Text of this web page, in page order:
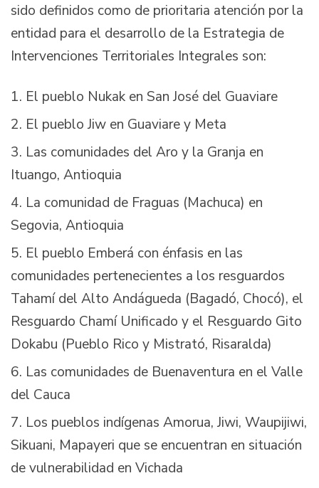
sido definidos como de prioritaria atención por la
entidad para el desarrollo de la Estrategia de
Intervenciones Territoriales Integrales son:
El pueblo Nukak en San José del Guaviare
El pueblo Jiw en Guaviare y Meta
Las comunidades del Aro y la Granja en
Ituango, Antioquia
La comunidad de Fraguas (Machuca) en
Segovia, Antioquia
El pueblo Emberá con énfasis en las
comunidades pertenecientes a los resguardos
Tahamí del Alto Andágueda (Bagadó, Chocó), el
Resguardo Chamí Unificado y el Resguardo Gito
Dokabu (Pueblo Rico y Mistrató, Risaralda)
Las comunidades de Buenaventura en el Valle
del Cauca
Los pueblos indígenas Amorua, Jiwi, Waupijiwi,
Sikuani, Mapayeri que se encuentran en situación
de vulnerabilidad en Vichada